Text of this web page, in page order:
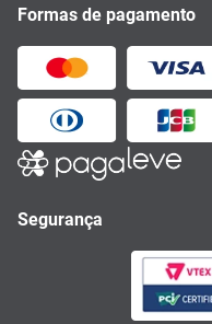
Formas de pagamento
Segurança